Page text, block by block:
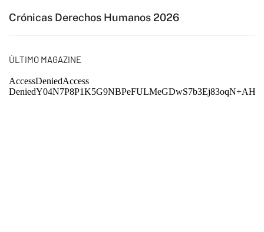
Crónicas Derechos Humanos 2026
ÚLTIMO MAGAZINE